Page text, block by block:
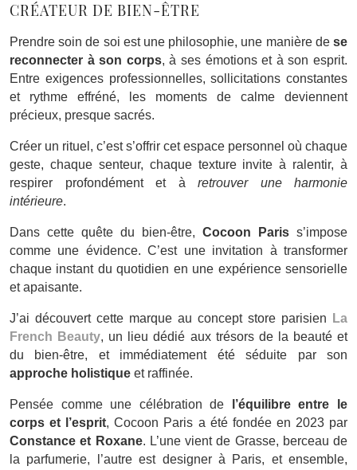
CRÉATEUR DE BIEN-ÊTRE
Prendre soin de soi est une philosophie, une manière de se
reconnecter à son corps, à ses émotions et à son esprit.
Entre exigences professionnelles, sollicitations constantes
et rythme effréné, les moments de calme deviennent
précieux, presque sacrés.
Créer un rituel, c’est s’offrir cet espace personnel où chaque
geste, chaque senteur, chaque texture invite à ralentir, à
respirer profondément et à retrouver une harmonie
intérieure.
Dans cette quête du bien-être, Cocoon Paris s’impose
comme une évidence. C’est une invitation à transformer
chaque instant du quotidien en une expérience sensorielle
et apaisante.
J’ai découvert cette marque au concept store parisien
La
French Beauty, un lieu dédié aux trésors de la beauté et
du bien-être, et immédiatement été séduite par son
approche holistique et raffinée.
Pensée comme une célébration de
l’équilibre entre le
corps et l’esprit, Cocoon Paris a été fondée en 2023 par
Constance et Roxane. L’une vient de Grasse, berceau de
la parfumerie, l’autre est designer à Paris, et ensemble,